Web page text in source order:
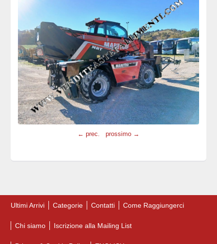
← prec. prossimo →
Ultimi Arrivi Categorie Contatti Come Raggiungerci
Chi siamo Iscrizione alla Mailing List